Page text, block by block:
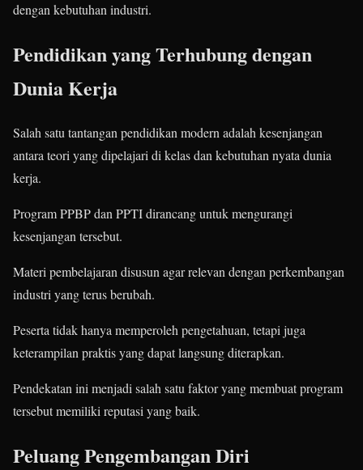
dengan kebutuhan industri.
Pendidikan yang Terhubung dengan
Dunia Kerja
Salah satu tantangan pendidikan modern adalah kesenjangan
antara teori yang dipelajari di kelas dan kebutuhan nyata dunia
kerja.
Program PPBP dan PPTI dirancang untuk mengurangi
kesenjangan tersebut.
Materi pembelajaran disusun agar relevan dengan perkembangan
industri yang terus berubah.
Peserta tidak hanya memperoleh pengetahuan, tetapi juga
keterampilan praktis yang dapat langsung diterapkan.
Pendekatan ini menjadi salah satu faktor yang membuat program
tersebut memiliki reputasi yang baik.
Peluang Pengembangan Diri